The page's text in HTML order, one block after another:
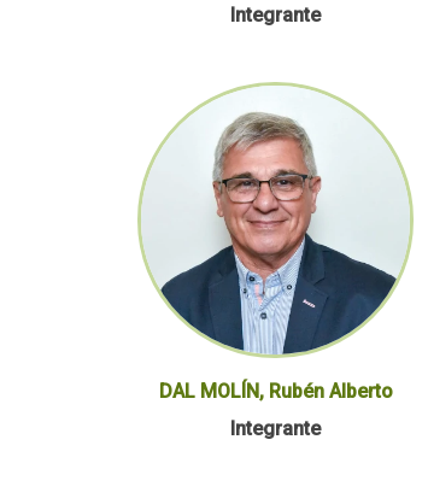
Integrante
DAL MOLÍN, Rubén Alberto
Integrante